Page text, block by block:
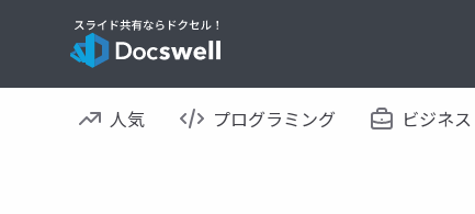
人気 プログラミング ビジネス